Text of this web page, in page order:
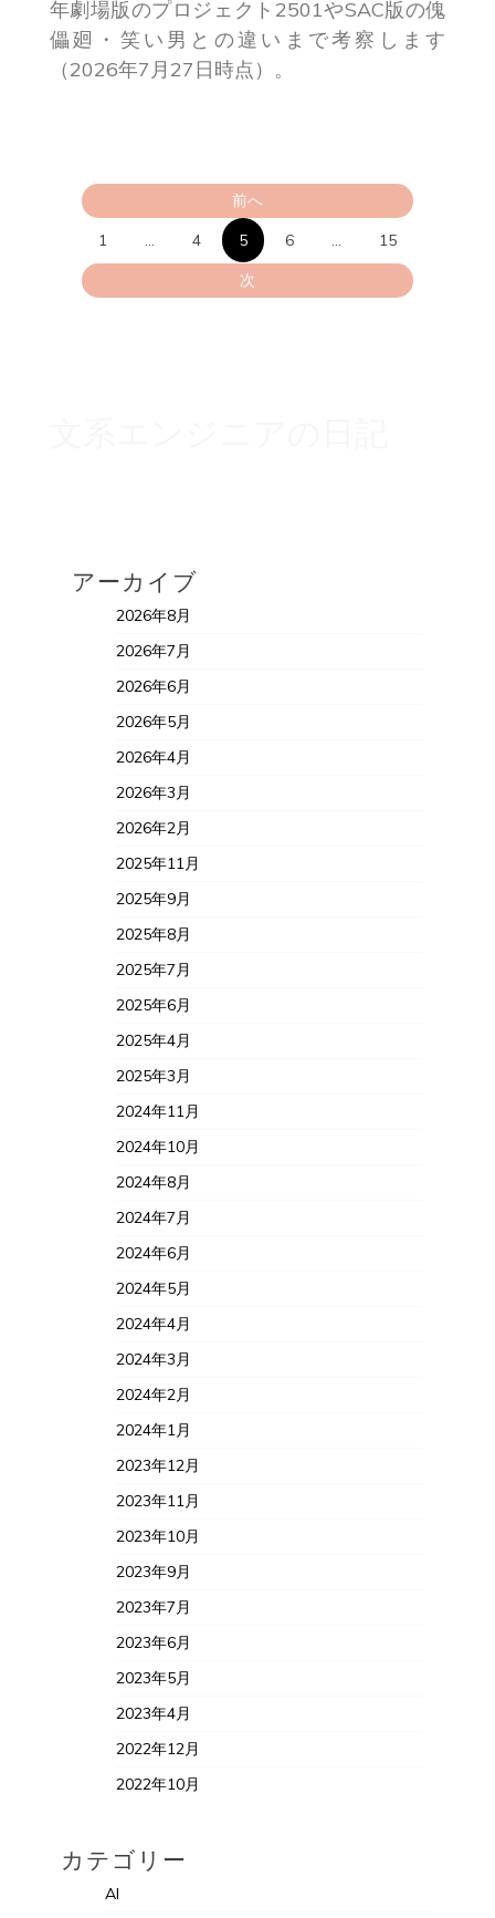
年劇場版のプロジェクト2501やSAC版の傀
儡廻・笑い男との違いまで考察します
（2026年7月27日時点）。
投
稿
の
前へ
1
… 4 5 6 …
15
次
アーカイブ
2026年8月
2026年7月
2026年6月
2026年5月
2026年4月
2026年3月
2026年2月
2025年11月
2025年9月
2025年8月
2025年7月
2025年6月
2025年4月
2025年3月
2024年11月
2024年10月
2024年8月
2024年7月
2024年6月
2024年5月
2024年4月
2024年3月
2024年2月
2024年1月
2023年12月
2023年11月
2023年10月
2023年9月
2023年7月
2023年6月
2023年5月
2023年4月
2022年12月
2022年10月
カテゴリー
AI